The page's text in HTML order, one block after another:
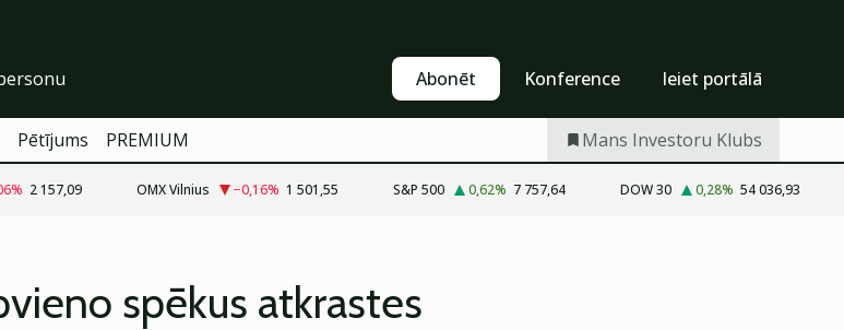
Abonēt Konference Ieiet portālā
Pētījums PREMIUM Mans Investoru Klubs
% 2 157,09 OMX Vilnius −0,16% 1 501,55 S&P 500 0,62% 7 757,64 DOW 30 0,28% 54 036,93
spēkus atkrastes